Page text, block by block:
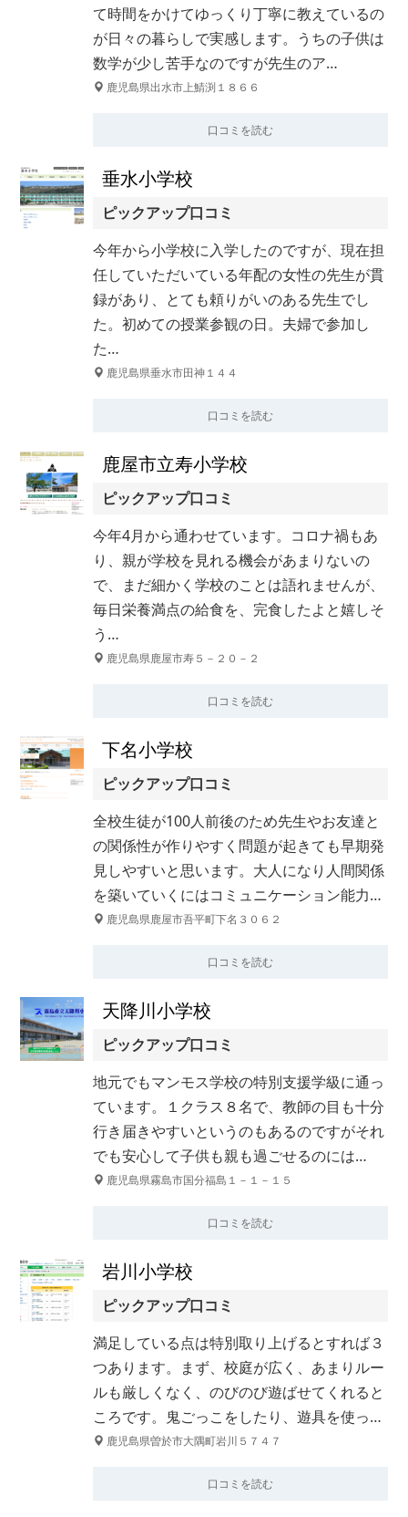
て時間をかけてゆっくり丁寧に教えているの
が日々の暮らしで実感します。うちの子供は
数学が少し苦手なのですが先生のア…
鹿児島県出水市上鯖渕１８６６
口コミを読む
垂水小学校
ピックアップ口コミ
今年から小学校に入学したのですが、現在担
任していただいている年配の女性の先生が貫
録があり、とても頼りがいのある先生でし
た。初めての授業参観の日。夫婦で参加し
た…
鹿児島県垂水市田神１４４
口コミを読む
鹿屋市立寿小学校
ピックアップ口コミ
今年4月から通わせています。コロナ禍もあ
り、親が学校を見れる機会があまりないの
で、まだ細かく学校のことは語れませんが、
毎日栄養満点の給食を、完食したよと嬉しそ
う…
鹿児島県鹿屋市寿５－２０－２
口コミを読む
下名小学校
ピックアップ口コミ
全校生徒が100人前後のため先生やお友達と
の関係性が作りやすく問題が起きても早期発
見しやすいと思います。大人になり人間関係
を築いていくにはコミュニケーション能力…
鹿児島県鹿屋市吾平町下名３０６２
口コミを読む
天降川小学校
ピックアップ口コミ
地元でもマンモス学校の特別支援学級に通っ
ています。１クラス８名で、教師の目も十分
行き届きやすいというのもあるのですがそれ
でも安心して子供も親も過ごせるのには…
鹿児島県霧島市国分福島１－１－１５
口コミを読む
岩川小学校
ピックアップ口コミ
満足している点は特別取り上げるとすれば３
つあります。まず、校庭が広く、あまりルー
ルも厳しくなく、のびのび遊ばせてくれると
ころです。鬼ごっこをしたり、遊具を使っ…
鹿児島県曽於市大隅町岩川５７４７
口コミを読む